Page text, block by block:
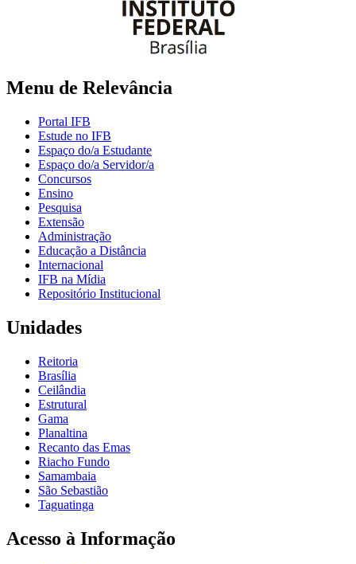
Menu de Relevância
Portal IFB
Estude no IFB
Espaço do/a Estudante
Espaço do/a Servidor/a
Concursos
Ensino
Pesquisa
Extensão
Administração
Educação a Distância
Internacional
IFB na Mídia
Repositório Institucional
Unidades
Reitoria
Brasília
Ceilândia
Estrutural
Gama
Planaltina
Recanto das Emas
Riacho Fundo
Samambaia
São Sebastião
Taguatinga
Acesso à Informação